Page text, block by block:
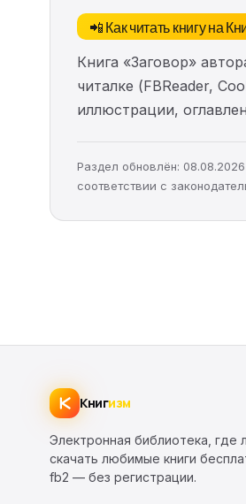
📲 Как читать книгу на
Книга «Заговор»
читалке (FBReader,
иллюстрации,
Раздел обновлён:
соответствии с
Книгизм
Электронная библиотека,
скачать любимые книги
fb2 — без регистрации.